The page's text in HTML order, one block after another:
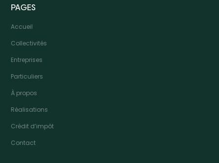
PAGES
Accueil
Collectivités
Entreprises
Particuliers
À propos
Réalisations
Crédit d’impôt
Contact